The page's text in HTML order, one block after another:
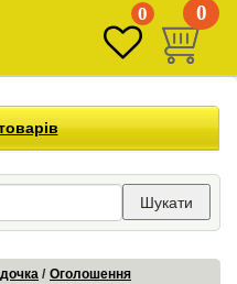
0 0
Шукати
Оголошення